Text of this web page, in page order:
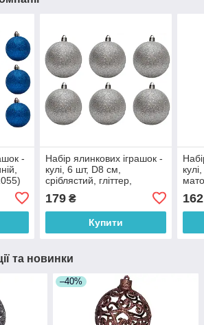
-
Набір ялинкових іграшок -
кулі, 6 шт, D8 см,
сріблястий, гліттер,
179₴
Купити
1)
162
та новинки
–40%